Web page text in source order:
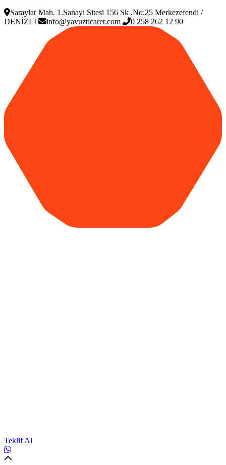
Saraylar Mah. 1.Sanayi Sitesi 156 Sk .No:25 Merkezefendi /
DENİZLİ
info@yavuzticaret.com 0 258 262 12 90
Teklif Al